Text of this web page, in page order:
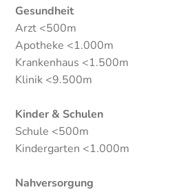
Gesundheit
Arzt <500m
Apotheke <1.000m
Krankenhaus <1.500m
Klinik <9.500m
Kinder & Schulen
Schule <500m
Kindergarten <1.000m
Nahversorgung